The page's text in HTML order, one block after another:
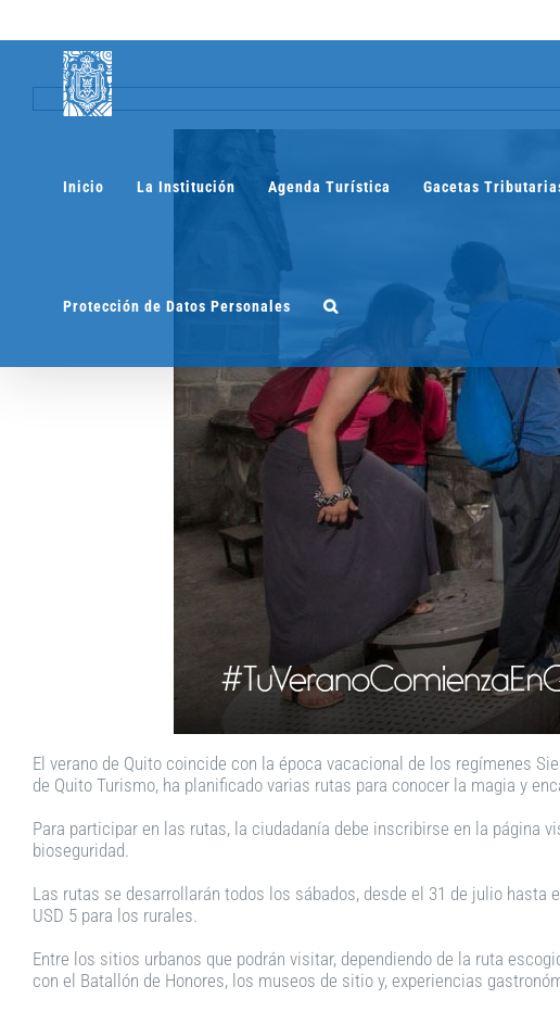
contenido
Inicio La Institución Agenda Turística Gacetas
Protección de Datos Personales
El verano de Quito coincide con la época vacacional de los regímenes
de Quito Turismo, ha planificado varias rutas para conocer la magia y
Para participar en las rutas, la ciudadanía debe inscribirse en la página
bioseguridad.
Las rutas se desarrollarán todos los sábados, desde el 31 de julio
USD 5 para los rurales.
Entre los sitios urbanos que podrán visitar, dependiendo de la ruta
con el Batallón de Honores, los museos de sitio y, experiencias